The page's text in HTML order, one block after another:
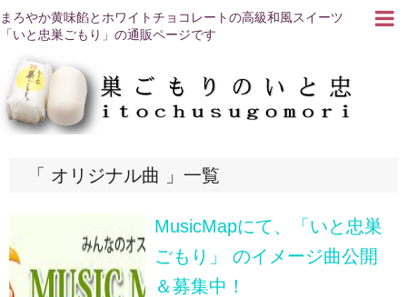
まろやか黄味餡とホワイトチョコレートの高級和風スイーツ
「いと忠巣ごもり」の通販ページです
オリジナル曲 一覧
MusicMapにて、「いと忠巣
ごもり」 のイメージ曲公開
＆募集中！